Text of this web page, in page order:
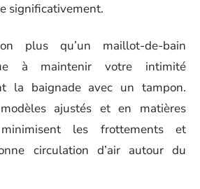
significativement.
plus qu’un maillot-de-bain
à maintenir votre intimité
la baignade avec un tampon.
ajustés et en matières
les frottements et
circulation d’air autour du